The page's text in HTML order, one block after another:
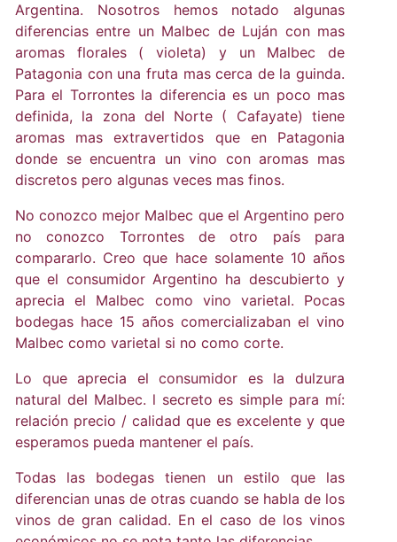
Argentina. Nosotros hemos notado algunas
diferencias entre un Malbec de Luján con mas
aromas florales ( violeta) y un Malbec de
Patagonia con una fruta mas cerca de la guinda.
Para el Torrontes la diferencia es un poco mas
definida, la zona del Norte ( Cafayate) tiene
aromas mas extravertidos que en Patagonia
donde se encuentra un vino con aromas mas
discretos pero algunas veces mas finos.
No conozco mejor Malbec que el Argentino pero
no conozco Torrontes de otro país para
compararlo. Creo que hace solamente 10 años
que el consumidor Argentino ha descubierto y
aprecia el Malbec como vino varietal. Pocas
bodegas hace 15 años comercializaban el vino
Malbec como varietal si no como corte.
Lo que aprecia el consumidor es la dulzura
natural del Malbec. l secreto es simple para mí:
relación precio / calidad que es excelente y que
esperamos pueda mantener el país.
Todas las bodegas tienen un estilo que las
diferencian unas de otras cuando se habla de los
vinos de gran calidad. En el caso de los vinos